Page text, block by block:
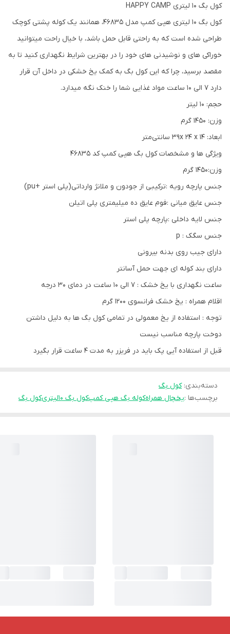
کول بگ 10 لیتری HAPPY CAMP
کول بگ 10 لیتری هپی کمپ مدل 46835، همانند یک کوله پشتی کوچک
طراحی شده است که به راحتی قابل حمل باشد، با خیال راحت میتوانید
خوراکی های و نوشیدنی های خود را در بهترین شرایط نگهداری کنید تا به
مقصد برسید، چرا که این کول بگ به کمک یخ خشکی در داخل آن قرار
دارد 7 الی 10 ساعت مواد غذایی شما را خنک نگه میدارد.
حجم: 10 لیتر
وزن: 1450 گرم
ابعاد: 39x 24 x 14 سانتی‌متر
ویژگی ها و مشخصات کول بگ هپی کمپ کد 46835
وزن:1450 گرم
جنس پارچه رویه :ترکیبی از جودون و ملانژ وارداتی(پلی استر +pu)
جنس عایق میانی :فوم عایق ده میلیمتری پلی اتیلن
جنس لایه داخلی :پارچه پلی استر
جنس سگک : p
دارای جیب روی بدنه بیرونی
دارای بند کوله ای جهت حمل آسانتر
ساعت نگهداری با یخ خشک : ۷ الی ۱۰ ساعت در دمای ۳۰ درجه
اقلام همراه : یخ خشک فرانسوی ۱۲۰۰ گرم
توجه : استفاده از یخ معمولی در تمامی کول بگ ها به دلیل داشتن
دوخت پارچه مناسب نیست
قبل از استفاده آیی پک باید در فریزر به مدت ۴ ساعت قرار بگیرد
دسته‌بندی:کول بگ
برچسب‌ها :یخچال همراهکوله بگ هپی کمپکول بگ 10لیتری کول بگ